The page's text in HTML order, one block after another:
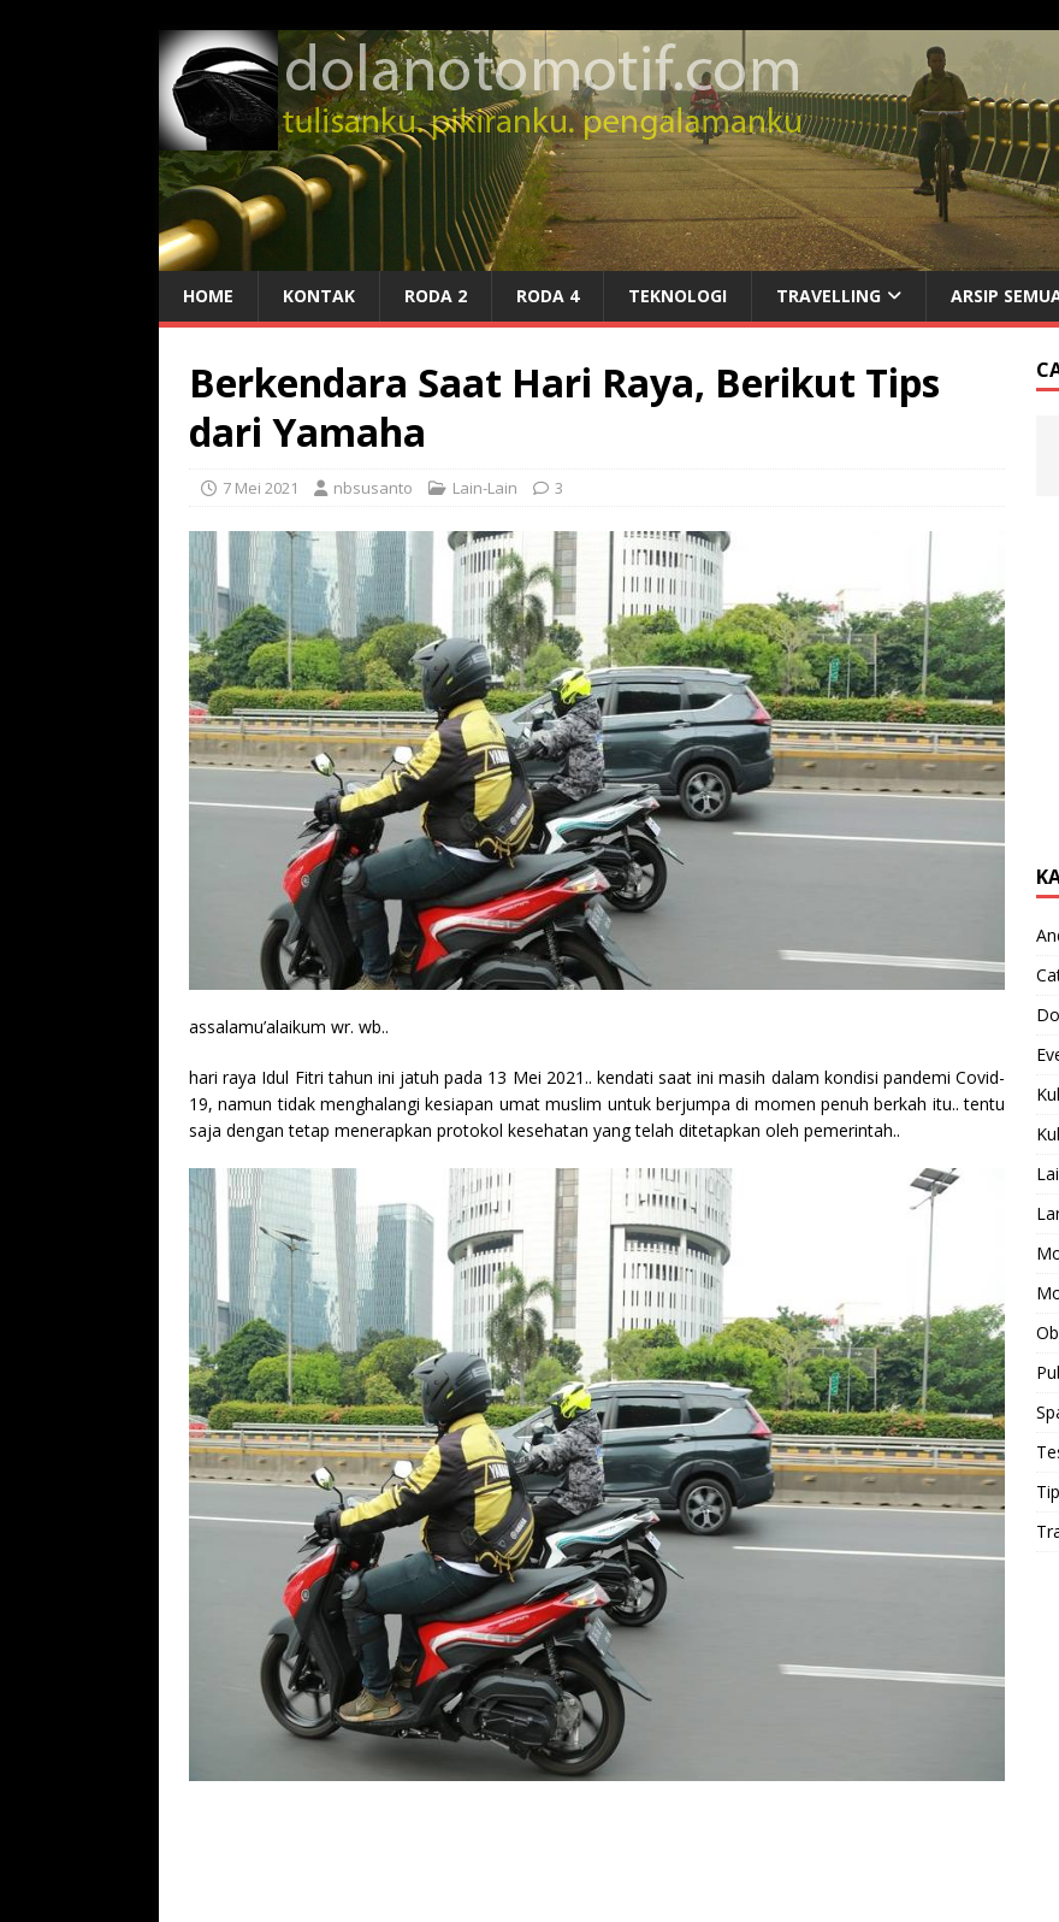
HOME KONTAK RODA 2 RODA 4 TEKNOLOGI TRAVELLING ARSIP
Berkendara Saat Hari Raya, Berikut Tips
dari Yamaha
7 Mei 2021 nbsusanto Lain-Lain 3
assalamu’alaikum wr. wb..
hari raya Idul Fitri tahun ini jatuh pada 13 Mei 2021.. kendati saat ini masih dalam kondisi pandemi Covid-
19, namun tidak menghalangi kesiapan umat muslim untuk berjumpa di momen penuh berkah itu.. tentu
saja dengan tetap menerapkan protokol kesehatan yang telah ditetapkan oleh pemerintah..